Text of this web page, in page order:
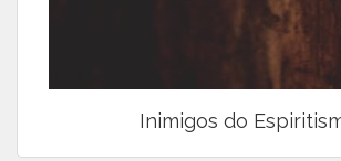
Inimigos do